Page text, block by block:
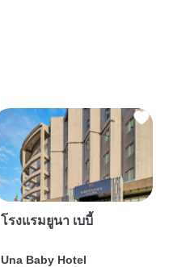
โรงแรมยูนา เบบี้
Una Baby Hotel